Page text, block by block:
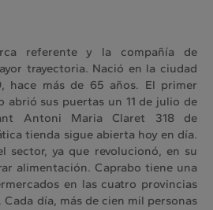
referente y la compañía de
trayectoria. Nació en la ciudad
hace más de 65 años. El primer
abrió sus puertas un 11 de julio de
Antoni Maria Claret 318 de
tienda sigue abierta hoy en día.
sector, ya que revolucionó, en su
alimentación. Caprabo tiene una
en las cuatro provincias
día, más de cien mil personas